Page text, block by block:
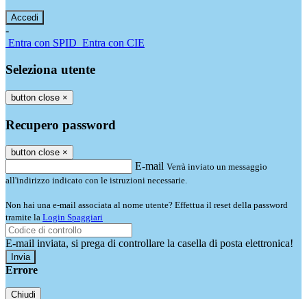
-
Entra con SPID Entra con CIE
Seleziona utente
button close ×
Recupero password
button close ×
E-mail Verrà inviato un messaggio
all'indirizzo indicato con le istruzioni necessarie.
Non hai una e-mail associata al nome utente? Effettua il reset della password
tramite la Login Spaggiari
E-mail inviata, si prega di controllare la casella di posta elettronica!
Errore
Chiudi